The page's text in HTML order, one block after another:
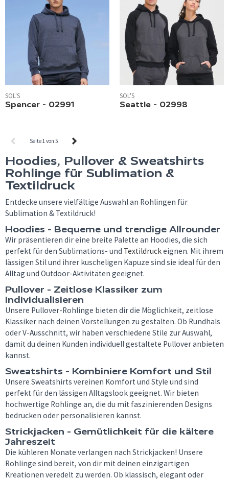
SOL'S
Spencer - 02991
SOL'S
Seattle - 02998
Seite 1 von 5
Hoodies, Pullover & Sweatshirts
Rohlinge für Sublimation &
Textildruck
Entdecke unsere vielfältige Auswahl an Rohlingen für
Sublimation & Textildruck!
Hoodies - Bequeme und trendige Allrounder
Wir präsentieren dir eine breite Palette an Hoodies, die sich
perfekt für den Sublimations- und Textildruckeignen. Mit ihrem
lässigen Stil und ihrer kuscheligen Kapuze sind sie ideal für den
Alltag und Outdoor-Aktivitäten geeignet.
Pullover - Zeitlose Klassiker zum
Individualisieren
Unsere Pullover-Rohlinge bieten dir die Möglichkeit, zeitlose
Klassiker nach deinen Vorstellungen zu gestalten. Ob Rundhals
oder V-Ausschnitt, wir haben verschiedene Stile zur Auswahl,
damit du deinen Kunden individuell gestaltete Pullover anbieten
kannst.
Sweatshirts - Kombiniere Komfort und Stil
Unsere Sweatshirts vereinen Komfort und Style und sind
perfekt für den lässigen Alltagslook geeignet. Wir bieten
hochwertige Rohlinge an, die du mit faszinierenden Designs
bedrucken oder personalisieren kannst.
Strickjacken - Gemütlichkeit für die kältere
Jahreszeit
Die kühleren Monate verlangen nach Strickjacken! Unsere
Rohlinge sind bereit, von dir mit deinen einzigartigen
Kreationen veredelt zu werden. Ob klassisch, elegant oder